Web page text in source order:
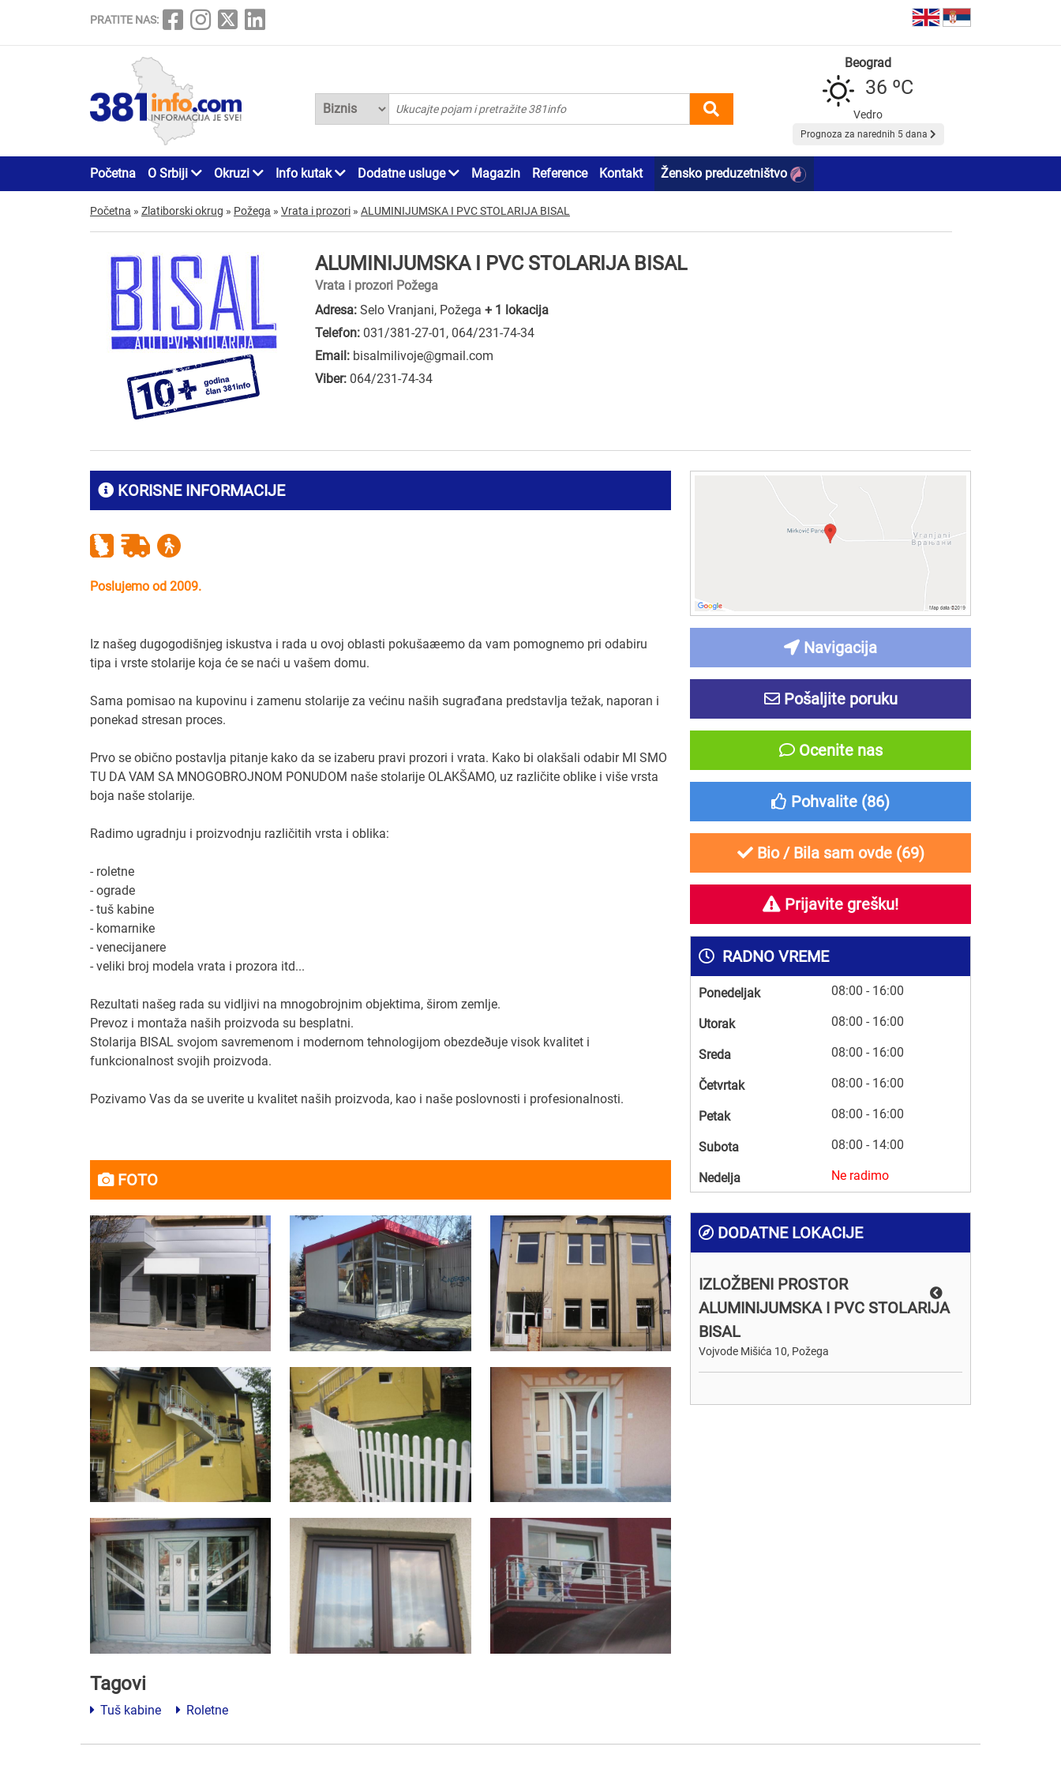
PRATITE NAS:
Beograd
36 ºC
Vedro
Prognoza za narednih 5 dana
Početna O Srbiji Okruzi Info kutak Dodatne usluge Magazin Reference Kontakt Žensko preduzetništvo
Početna » Zlatiborski okrug » Požega » Vrata i prozori » ALUMINIJUMSKA I PVC STOLARIJA BISAL
ALUMINIJUMSKA I PVC STOLARIJA BISAL
Vrata i prozori Požega
Adresa: Selo Vranjani, Požega + 1 lokacija
Telefon: 031/381-27-01 , 064/231-74-34
Email: bisalmilivoje@gmail.com
Viber: 064/231-74-34
KORISNE INFORMACIJE
Poslujemo od 2009.
Iz našeg dugogodišnjeg iskustva i rada u ovoj oblasti pokušaæemo da vam pomognemo pri odabiru
tipa i vrste stolarije koja će se naći u vašem domu.
Sama pomisao na kupovinu i zamenu stolarije za većinu naših sugrađana predstavlja težak, naporan i
ponekad stresan proces.
Prvo se obično postavlja pitanje kako da se izaberu pravi prozori i vrata. Kako bi olakšali odabir MI SMO
TU DA VAM SA MNOGOBROJNOM PONUDOM naše stolarije OLAKŠAMO, uz različite oblike i više vrsta
boja naše stolarije.
Radimo ugradnju i proizvodnju različitih vrsta i oblika:
- roletne
- ograde
- tuš kabine
- komarnike
- venecijanere
- veliki broj modela vrata i prozora itd...
Rezultati našeg rada su vidljivi na mnogobrojnim objektima, širom zemlje.
Prevoz i montaža naših proizvoda su besplatni.
Stolarija BISAL svojom savremenom i modernom tehnologijom obezdeðuje visok kvalitet i
funkcionalnost svojih proizvoda.
Pozivamo Vas da se uverite u kvalitet naših proizvoda, kao i naše poslovnosti i profesionalnosti.
FOTO
Navigacija
Pošaljite poruku
Ocenite nas
Pohvalite (86)
Bio / Bila sam ovde (69)
Prijavite grešku!
RADNO VREME
Ponedeljak 08:00 - 16:00
Utorak 08:00 - 16:00
Sreda 08:00 - 16:00
Četvrtak 08:00 - 16:00
Petak 08:00 - 16:00
Subota 08:00 - 14:00
Nedelja Ne radimo
DODATNE LOKACIJE
IZLOŽBENI PROSTOR
ALUMINIJUMSKA I PVC STOLARIJA
BISAL
Vojvode Mišića 10, Požega
Tagovi
Tuš kabine Roletne